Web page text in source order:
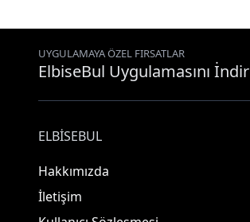
UYGULAMAYA ÖZEL FIRSATLAR
ElbiseBul Uygulamasını İndir
ELBISEBUL
Hakkımızda
İletişim